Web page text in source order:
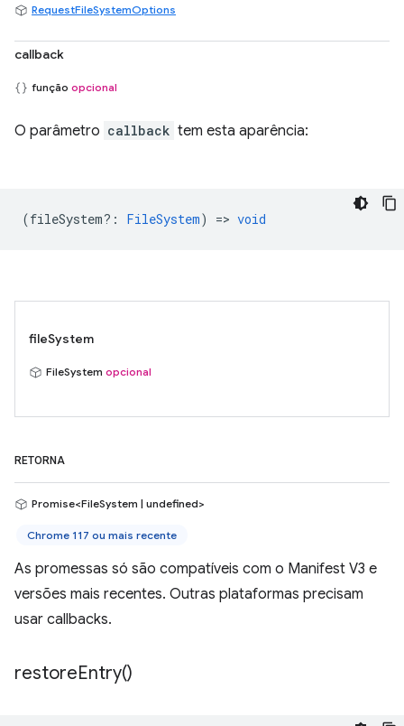
RequestFileSystemOptions
callback
função opcional
O parâmetro callback tem esta aparência:
(fileSystem? : FileSystem) => void
fileSystem
FileSystem opcional
RETORNA
Promise<FileSystem | undefined>
Chrome 117 ou mais recente
As promessas só são compatíveis com o Manifest V3 e
versões mais recentes. Outras plataformas precisam
usar callbacks.
restoreEntry()